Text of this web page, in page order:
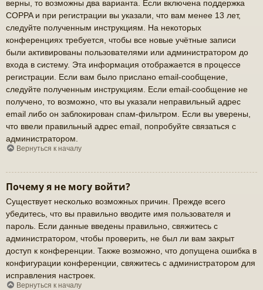
верны, то возможны два варианта. Если включена поддержка
COPPA и при регистрации вы указали, что вам менее 13 лет,
следуйте полученным инструкциям. На некоторых
конференциях требуется, чтобы все новые учётные записи
были активированы пользователями или администратором до
входа в систему. Эта информация отображается в процессе
регистрации. Если вам было прислано email-сообщение,
следуйте полученным инструкциям. Если email-сообщение не
получено, то возможно, что вы указали неправильный адрес
email либо он заблокирован спам-фильтром. Если вы уверены,
что ввели правильный адрес email, попробуйте связаться с
администратором.
Вернуться к началу
Почему я не могу войти?
Существует несколько возможных причин. Прежде всего
убедитесь, что вы правильно вводите имя пользователя и
пароль. Если данные введены правильно, свяжитесь с
администратором, чтобы проверить, не был ли вам закрыт
доступ к конференции. Также возможно, что допущена ошибка в
конфигурации конференции, свяжитесь с администратором для
исправления настроек.
Вернуться к началу